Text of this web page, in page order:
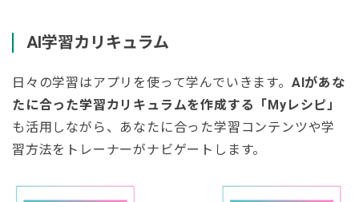
AI学習カリキュラム
日々の学習はアプリを使って学んでいきます。 AIがあな
たに合った学習カリキュラムを作成する
「Myレシピ」
も活用しながら、あなたに合った学習コンテンツや学
習方法をトレーナーがナビゲートします。